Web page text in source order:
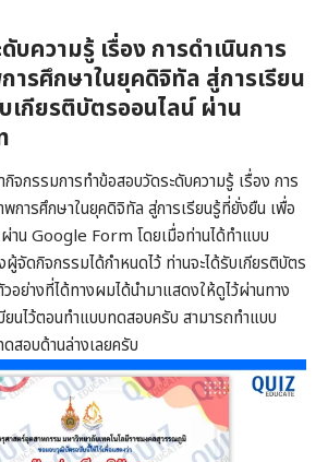
บความรู้ เรื่อง การดำเนินการ
รศึกษาในยุคดิจิทัล สู่การเรียน
เกียรติบัตรออนไลน์ ผ่าน
จกรรมการทำข้อสอบวัดระดับความรู้ เรื่อง การ
การศึกษาในยุคดิจิทัล สู่การเรียนรู้ที่ยั่งยืน เพื่อ
าน Google Form โดยเมื่อท่านได้ทำแบบ
จัดกิจกรรมได้กำหนดไว้ ท่านจะได้รับเกียรติบัตร
อย่างที่ได้ทางผมได้นำมาแสดงให้ดูไว้ผ่านทาง
นไว้ตอนทำแบบทดสอบครับ สามารถทำแบบ
สอบด้านล่างเลยครับ